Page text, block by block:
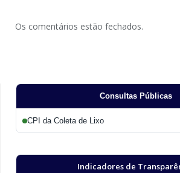
Os comentários estão fechados.
Consultas Públicas
CPI da Coleta de Lixo
Indicadores de